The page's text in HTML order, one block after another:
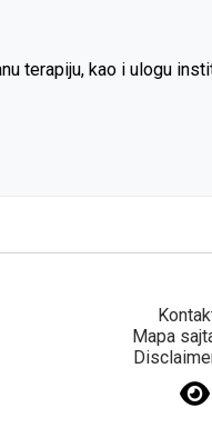
terapiju, kao i ulogu
Mapa